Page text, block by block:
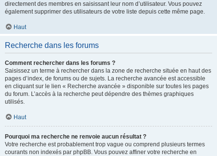
directement des membres en saisissant leur nom d’utilisateur. Vous pouvez
également supprimer des utilisateurs de votre liste depuis cette même page.
Haut
Recherche dans les forums
Comment rechercher dans les forums ?
Saisissez un terme à rechercher dans la zone de recherche située en haut des
pages d’index, de forums ou de sujets. La recherche avancée est accessible
en cliquant sur le lien « Recherche avancée » disponible sur toutes les pages
du forum. L’accès à la recherche peut dépendre des thèmes graphiques
utilisés.
Haut
Pourquoi ma recherche ne renvoie aucun résultat ?
Votre recherche est probablement trop vague ou comprend plusieurs termes
courants non indexés par phpBB. Vous pouvez affiner votre recherche en